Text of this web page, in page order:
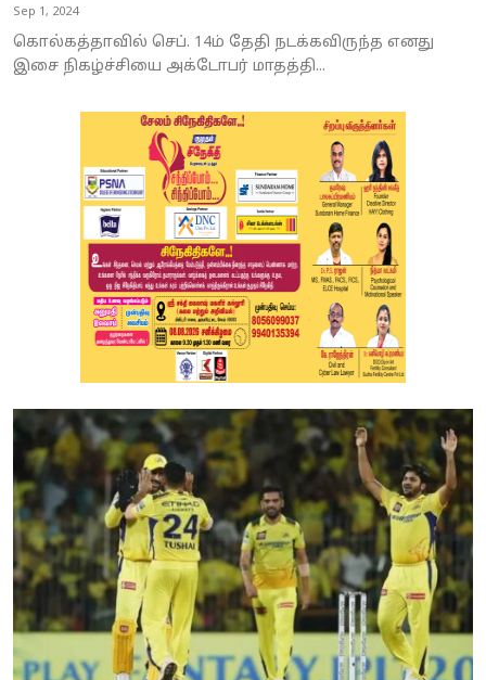
Sep 1, 2024
கொல்கத்தாவில் செப். 14ம் தேதி நடக்கவிருந்த எனது
இசை நிகழ்ச்சியை அக்டோபர் மாதத்தி...